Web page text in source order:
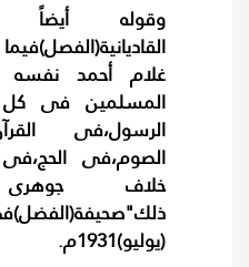
وقوله
غلام أحمد نفسه
المسلمين فى
الرسول،فى
الصوم،فى الحج،فى
خلاف
(يوليو)1931م.